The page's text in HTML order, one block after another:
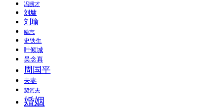
冯骥才
刘墉
刘瑜
励志
史铁生
叶倾城
吴念真
周国平
夫妻
契诃夫
婚姻